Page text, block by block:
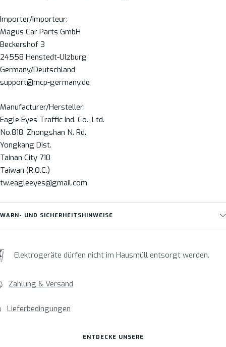
Importer/Importeur:
Magus Car Parts GmbH
Beckershof 3
24558 Henstedt-Ulzburg
Germany/Deutschland
support@mcp-germany.de
Manufacturer/Hersteller:
Eagle Eyes Traffic Ind. Co., Ltd.
No.818, Zhongshan N. Rd.
Yongkang Dist.
Tainan City 710
Taiwan (R.O.C.)
tw.eagleeyes@gmail.com
WARN- UND SICHERHEITSHINWEISE
Elektrogeräte dürfen nicht im Hausmüll entsorgt werden.
Zahlung & Versand
Lieferbedingungen
ENTDECKE UNSERE